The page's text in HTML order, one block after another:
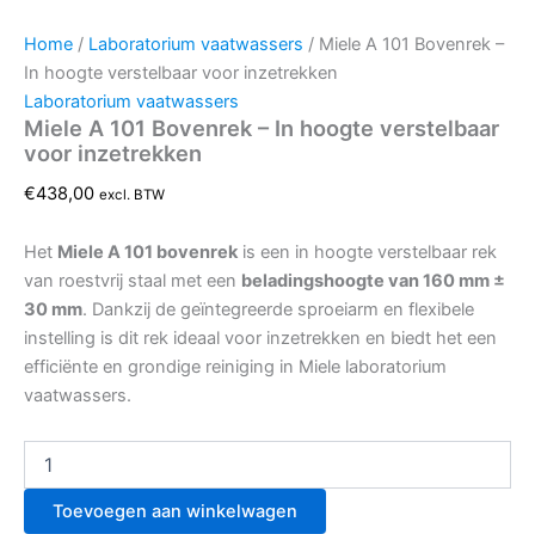
Home / Laboratorium vaatwassers / Miele A 101 Bovenrek –
In hoogte verstelbaar voor inzetrekken
Laboratorium vaatwassers
Miele A 101 Bovenrek – In hoogte verstelbaar
voor inzetrekken
€438,00 excl. BTW
Het Miele A 101 bovenrek is een in hoogte verstelbaar rek
van roestvrij staal met een beladingshoogte van 160 mm ±
30 mm. Dankzij de geïntegreerde sproeiarm en flexibele
instelling is dit rek ideaal voor inzetrekken en biedt het een
efficiënte en grondige reiniging in Miele laboratorium
vaatwassers.
Toevoegen aan winkelwagen